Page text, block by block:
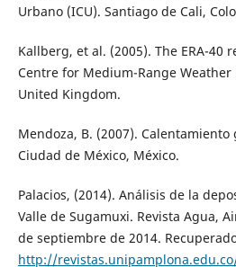
Urbano (ICU). Santiago de Cali,
Kallberg, et al. (2005). The ERA-40
Centre for Medium-Range Weather
United Kingdom.
Mendoza, B. (2007).
Ciudad de México, México.
Palacios, (2014). Análisis de la
Valle de Sugamuxi. Revista Agua,
de septiembre de 2014.
http://